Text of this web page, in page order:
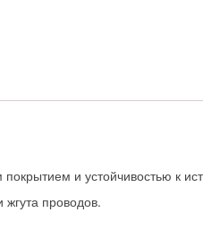
и устойчивостью к
проводов.